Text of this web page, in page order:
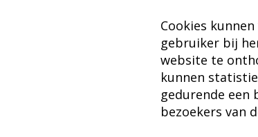
Cookies
gebruiker bij
website te
kunnen
gedurende
bezoekers van